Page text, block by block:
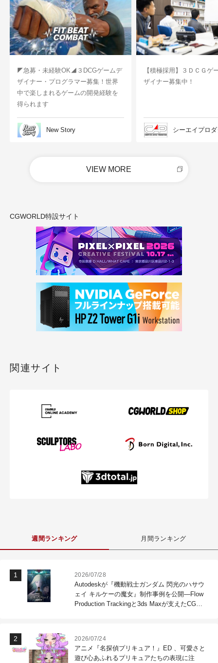
◤急募・未経験OK◢３DCGゲームデ
ザイナー・プログラマー募集！世界
中で楽しまれるゲームの開発経験を
得られます
New Story
【積極採用】３ＤＣＧゲ
ザイナー募集中！
シーエイプロ
VIEW MORE
CGWORLD特設サイト
関連サイト
週間ランキング 月間ランキング
2026/07/28
Autodeskが『機動戦士ガンダム 閃光のハサウ
ェイ キルケーの魔女』制作事例を公開―Flow
Production Trackingと3ds Maxが支えたCG制
2026/07/24
アニメ『名探偵プリキュア！』ED 、可愛さと
遊び心あふれるプリキュアたちの表現に注